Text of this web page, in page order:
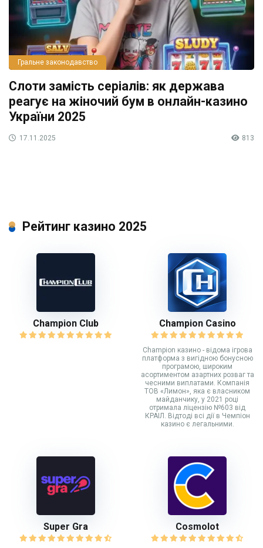
Гральне законодавство
Слоти замість серіалів: як держава
реагує на жіночий бум в онлайн-казино
України 2025
17.11.2025 813
Рейтинг казино 2025
Champion Club Champion Casino
Champion казино - відома ігрова
платформа з вигідною бонусною
програмою, широким
асортиментом азартних розваг та
чесними виплатами. Компанія
ТОВ «Лимон», яка є власником
майданчику, у 2021 році
отримала ліцензію №603 від
КРАІЛ. Відтоді всі дії в Чемпіон
казино є легальними.
Super Gra Cosmolot